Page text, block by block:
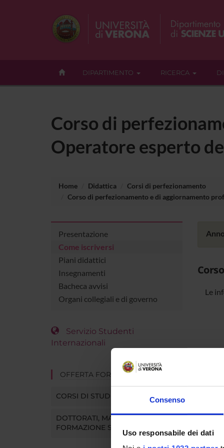
Consenso
Uso responsabile dei dati
DIPARTIMENTO RICERCA
Corso di
Operatore esperto
Home Didattica
Corsi di perfezionamento
Corso di perfezionamento e di aggiornamento
Presentazione
Come iscriversi
Piani didattici
Insegnamenti
Bacheca avvisi
Organi collegiali e di governo
Servizio Studenti
Internazionali
OFFERTA FORMATIVA
CORSI DI STUDIO
DOTTORATI, MASTER E
FORMAZIONE SUPERIORE
Le